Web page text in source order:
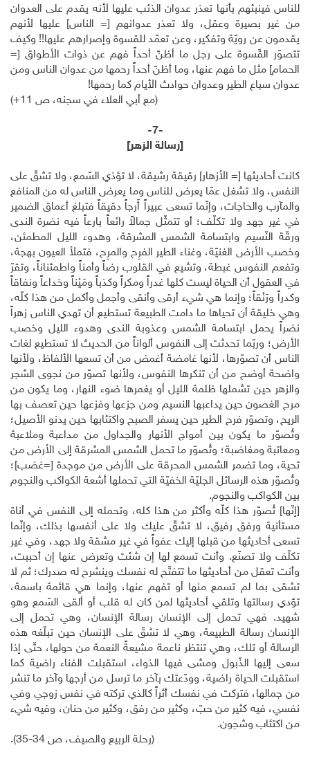
للناس فينبئهم بأنها تعذر عدوان الذئب عليها لأنه يقدم على العدوان
من غير بصيرة وعقل، ولا تعذر عدوانهم [= الناس] عليها لأنهم
يقدمون عن رويّة وتفكير، وعن تعمّد للقسوة وإصرارهم عليها!! وكيف
تتصوّر القَسوة على رجل ما أظنّ أحداً فهم عن ذوات الأطواق [=
الحمام] مثل ما فهم عنها، وما أظنّ أحداً رحمها من عدوان الناس ومن
عدوان سباع الطير وعدوان حوادث الأيام كما رحمها!
(مع أبي العلاء في سجنه، ص 11+)
-7-
[رسالة الزهر]
كانت أحاديثها [= الأزهار] رقيقة رشيقة، لا تؤذي السّمع، ولا تشقّ على
النفس، ولا تشغل عمّا يعرض للناس وما يعرض الناس له من المنافع
والمآرب والحاجات، وإنّما تسعى عبيراً أَرجاً دقيقاً فتبلغ أعماق الضمير
في غير جهد ولا تكلّف؛ أو تتمثّل جمالاً رائعاً بارعاً فيه نضرة الندى
ورقّة النّسيم وابتسامة الشمس المشرقة، وهدوء الليل المطمئن،
وخصب الأرض الغنيّة، وغناء الطير الفرِح والمرِح، فتملأ العيون بهجة،
وتفعم النفوس غبطة، وتشيع في القلوب رضاً وأمناً واطمئناناً، وتقرّ
في العقول أن الحياة ليست كلها غدراً ومكراً وكذباً ومَيْناً وخداعاً ونفاقاً
وكدراً ورَنْقاً؛ وإنما هي شيء أرقى وأنقى وأجمل وأكمل من هذا كلّه،
وهي خليقة أن تحياها ما دامت الطبيعة تستطيع أن تهدي الناس زهراً
نضراً يحمل ابتسامة الشمس وعذوبة الندى وهدوء الليل وخصب
الأرض؛ وربّما تحدثت إلى النفوس ألواناً من الحديث لا تستطيع لغات
الناس أن تصوّرها، لأنها غامضة أغمض من أن تسعها الألفاظ، ولأنها
واضحة أوضح من أن تنكرها النفوس، ولأنها تصوّر من نجوى الشجر
والزهر حين تشملها ظلمة الليل أو يغمرها ضوء النهار، وما يكون من
مرح الغصون حين يداعبها النسيم ومن جزعها وفزعها حين تعصف بها
الريح، وتصوّر فرح الطير حين يسفر الصبح واكتئابها حين يدنو الأصيل؛
وتُصوّر ما يكون بين أمواج الأنهار والجداول من مداعبة وملاعبة
ومعاتبة ومغاضبة؛ وتُصوّر ما تحمل الشمس المشرقة إلى الأرض من
تحية، وما تضمر الشمس المحرقة على الأرض من موجدة [=غضب]؛
وتُصوّر هذه الرسائل الجليّة الخفيّة التي تحملها أشعة الكواكب والنجوم
بين الكواكب والنجوم.
[إنَّها] تُصوّر هذا كلّه وأكثر من هذا كله، وتحمله إلى النفس في أناة
مستأنية ورفق رفيق، لا تشقّ عليك ولا على أنفسها بذلك، وإنّما
تسعى أحاديثها من قبلها إليك عفواً في غير مشقة ولا جهد، وفي غير
تكلّف ولا تصنّع. وأنت تسمع لها إن شئت وتعرض عنها إن أحببت،
وأنت تعقل من أحاديثها ما تتفتّح له نفسك وينشرح له صدرك؛ ثم لا
تشقى بما لم تسمع منها أو تفهم عنها، وإنما هي قائمة باسمة،
تؤدي رسالتها وتلقي أحاديثها لمن كان له قلب أو ألقى السّمع وهو
شهيد. فهي تحمل إلى الإنسان رسالة الإنسان، وهي تحمل إلى
الإنسان رسالة الطبيعة، وهي لا تشقّ على الإنسان حين تبلّغه هذه
الرسالة أو تلك، وهي تنتظر ناعمة مشيعةً النعمة من حولها، حتّى إذا
سعى إليها الذّبول ومشى فيها الذواء، استقبلت الفناء راضية كما
استقبلت الحياة راضية، وودّعتك بآخر ما ترسل من أرجها وآخر ما تنشر
من جمالها، فتركت في نفسك أثراً كالذي تركته في نفس زوجي وفي
نفسي، فيه كثير من حبّ، وكثير من رفق، وكثير من حنان، وفيه شيء
من اكتئاب وشجون.
(رحلة الربيع والصيف، ص 34-35).